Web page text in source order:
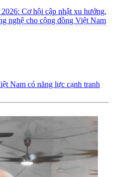
Cơ hội cập nhật xu hướng,
nghệ cho cộng đồng Việt Nam
Nam có năng lực cạnh tranh